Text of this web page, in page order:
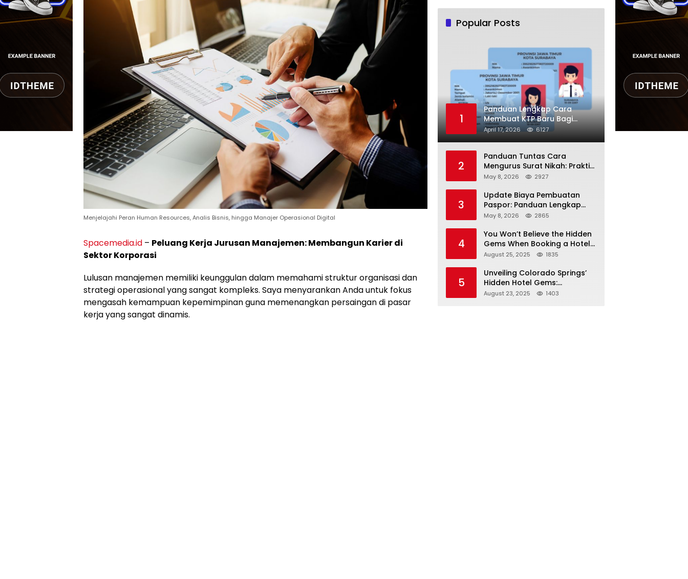
Menjelajahi Peran Human Resources, Analis Bisnis, hingga Manajer Operasional Digital
Spacemedia.id – Peluang Kerja Jurusan Manajemen: Membangun Karier di
Sektor Korporasi
Lulusan manajemen memiliki keunggulan dalam memahami struktur organisasi dan
strategi operasional yang sangat kompleks. Saya menyarankan Anda untuk fokus
mengasah kemampuan kepemimpinan guna memenangkan persaingan di pasar
kerja yang sangat dinamis.
Popular Posts
1
Panduan Lengkap Cara
Membuat KTP Baru Bagi
Pemula Tahun 2026
April 17, 2026 6127
2
Panduan Tuntas Cara
Mengurus Surat Nikah: Praktis
dan Sah di Mata Hukum!
May 8, 2026 2927
3
Update Biaya Pembuatan
Paspor: Panduan Lengkap
Tarif Resmi Negara!
May 8, 2026 2865
4
You Won’t Believe the Hidden
Gems When Booking a Hotel
in Louisville KY—From Cheap
August 25, 2025 1835
5
Unveiling Colorado Springs’
Hidden Hotel Gems:
Affordable Stays, Luxury
August 23, 2025 1403